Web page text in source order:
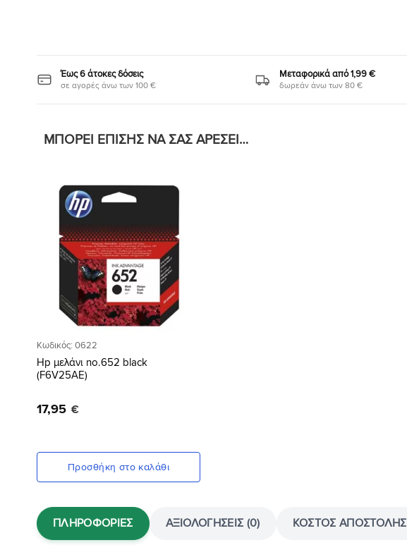
Έως 6 άτοκες δόσεις
σε αγορές άνω των 100 €
Μεταφορικά από 1,99 €
δωρεάν άνω των 80 €
ΜΠΟΡΕΊ ΕΠΊΣΗΣ ΝΑ ΣΑΣ ΑΡΈΣΕΙ…
Προσθήκη
στη Λίστα
Κωδικός: 0622
Hp μελάνι no.652 black
(F6V25AE)
17,95 €
Προσθήκη στο καλάθι
ΠΛΗΡΟΦΟΡΊΕΣ ΑΞΙΟΛΟΓΉΣΕΙΣ (0) ΚΌΣΤΟΣ ΑΠΟΣΤΟΛΉΣ